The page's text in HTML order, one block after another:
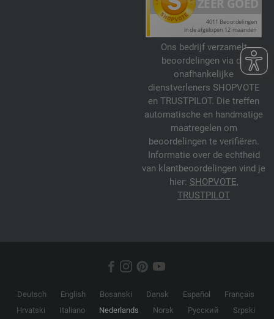
Ons bedrijf verzamelt
beoordelingen via de
onafhankelijke
dienstverleners SHOPVOTE
en TRUSTPILOT. Die treffen
automatische en handmatige
maatregelen om
beoordelingen te verifiëren.
Informatie over de echtheid
van klantbeoordelingen vind je
hier: SHOPVOTE,
TRUSTPILOT
Deutsch English Bosanski Dansk Español
Français
Hrvatski
Italiano Nederlands Norsk Русский Srpski